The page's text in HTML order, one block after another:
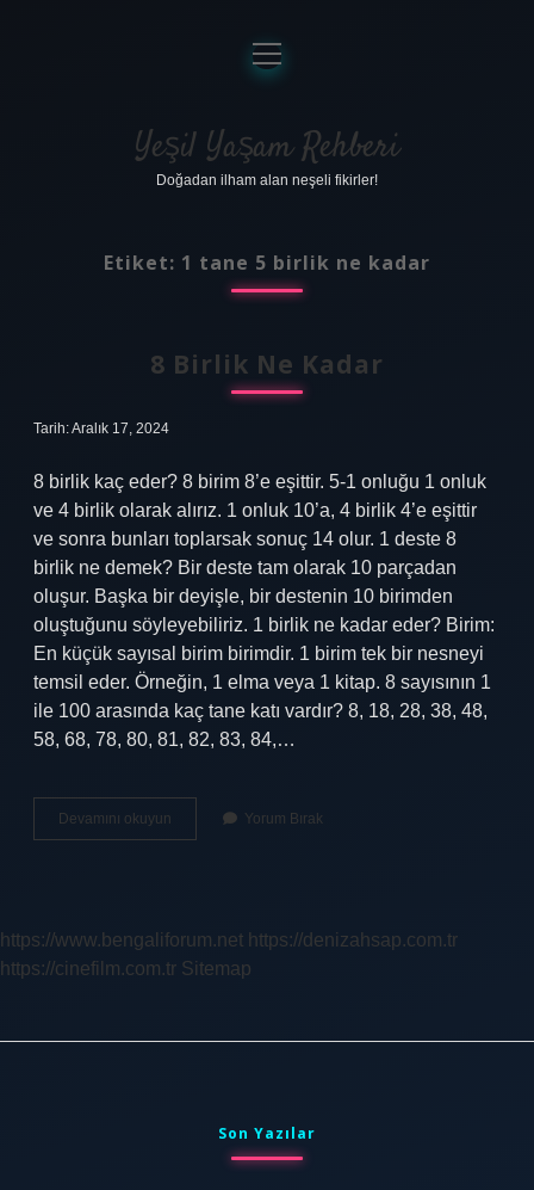
Anasayfa
Gizlilik Politikası
Yasal Uyarı
menüyü
aç
Yeşil Yaşam Rehberi
Doğadan ilham alan neşeli fikirler!
Etiket: 1 tane 5 birlik ne kadar
8 Birlik Ne Kadar
Tarih: Aralık 17, 2024
8 birlik kaç eder? 8 birim 8’e eşittir. 5-1 onluğu 1 onluk
ve 4 birlik olarak alırız. 1 onluk 10’a, 4 birlik 4’e eşittir
ve sonra bunları toplarsak sonuç 14 olur. 1 deste 8
birlik ne demek? Bir deste tam olarak 10 parçadan
oluşur. Başka bir deyişle, bir destenin 10 birimden
oluştuğunu söyleyebiliriz. 1 birlik ne kadar eder? Birim:
En küçük sayısal birim birimdir. 1 birim tek bir nesneyi
temsil eder. Örneğin, 1 elma veya 1 kitap. 8 sayısının 1
ile 100 arasında kaç tane katı vardır? 8, 18, 28, 38, 48,
58, 68, 78, 80, 81, 82, 83, 84,…
Devamını okuyun
Birlik
Yorum Bırak
https://www.bengaliforum.net https://denizahsap.com.tr
https://cinefilm.com.tr Sitemap
Son Yazılar